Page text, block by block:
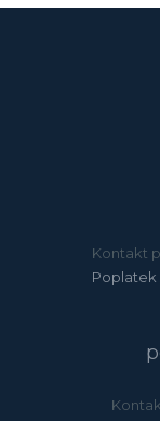
Kontakt
Poplatek